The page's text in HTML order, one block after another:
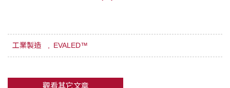
工業製造 EVALED™
觀看其它文章